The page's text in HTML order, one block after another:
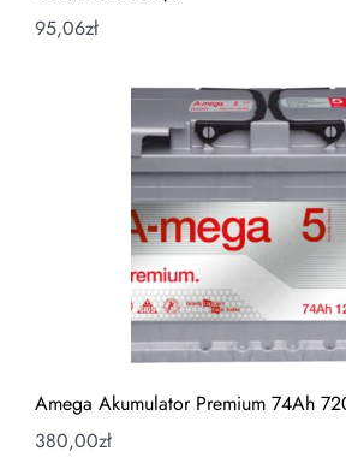
95,06zł
Amega Akumulator Premium 74Ah
380,00zł